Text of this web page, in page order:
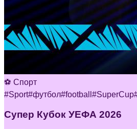
⚽ Спорт
#Sport#футбол#football #SuperCup
Супер Кубок УЕФА 2026